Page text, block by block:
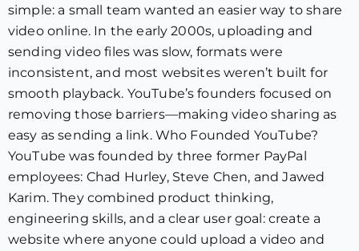
simple: a small team wanted an easier way to share
video online. In the early 2000s, uploading and
sending video files was slow, formats were
inconsistent, and most websites weren’t built for
smooth playback. YouTube’s founders focused on
removing those barriers—making video sharing as
easy as sending a link. Who Founded YouTube?
YouTube was founded by three former PayPal
employees: Chad Hurley, Steve Chen, and Jawed
Karim. They combined product thinking,
engineering skills, and a clear user goal: create a
website where anyone could upload a video and